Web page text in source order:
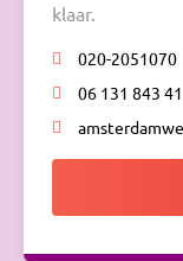
klaar.
020-2051070
06 131 843 41